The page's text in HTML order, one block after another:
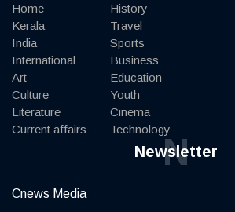
Home
Kerala
India
International
Art
Culture
Literature
Current affairs
History
Travel
Sports
Business
Education
Youth
Cinema
Technology
Newsletter
N
Cnews Media